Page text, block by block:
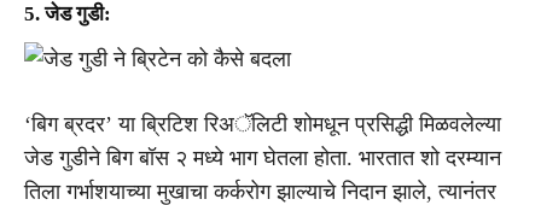
5. जेड गुडी:
‘बिग ब्रदर’ या ब्रिटिश रिअॅलिटी शोमधून प्रसिद्धी मिळवलेल्या
जेड गुडीने बिग बॉस २ मध्ये भाग घेतला होता. भारतात शो दरम्यान
तिला गर्भाशयाच्या मुखाचा कर्करोग झाल्याचे निदान झाले, त्यानंतर